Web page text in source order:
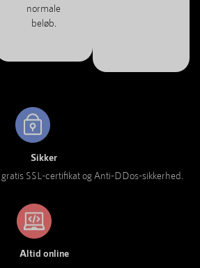
normale
beløb.
Sikker
SSL-certifikat og Anti-DDos-sikkerhed.
Altid online